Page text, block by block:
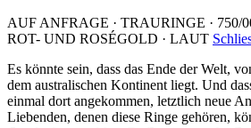
AUF ANFRAGE · TRAURINGE · 750/
ROT- UND ROSÉGOLD · LAUT
Es könnte sein, dass das Ende der Welt,
dem australischen Kontinent liegt. Und
einmal dort angekommen, letztlich neue
Liebenden, denen diese Ringe gehören,